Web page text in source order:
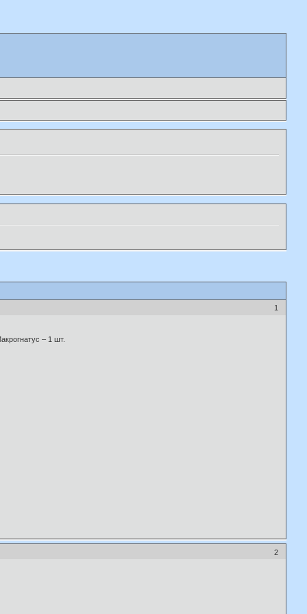
1
– 1 шт.
2